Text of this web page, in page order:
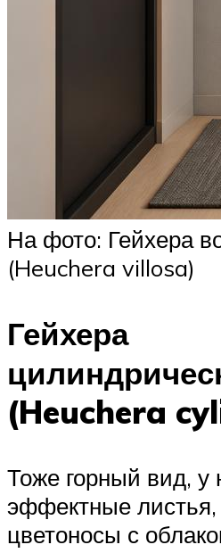
На фото: Гейхера
(Heuchera villosa)
Гейхера
(Heuchera
Тоже горный вид, у
эффектные
цветоносы с